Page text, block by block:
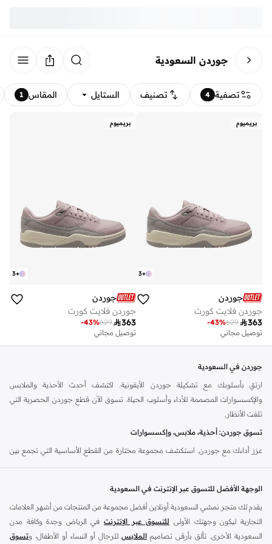
جوردن السعودية
تصفية 4 تصنيف الستايل المقاس 1
بريميوم
+
3
جوردن
جوردن فلايت كورت
363
629
-43%
توصيل مجاني
بريميوم
+
3
جوردن
جوردن فلايت كورت
363
629
-43%
توصيل مجاني
جوردن في السعودية
ارتقِ بأسلوبك مع تشكيلة جوردن الأيقونية. اكتشف أحدث الأحذية والملابس
والإكسسوارات المصممة للأداء وأسلوب الحياة. تسوق الآن قطع جوردن الحصرية التي
تلفت الأنظار.
تسوق جوردن: أحذية، ملابس، وإكسسوارات
عزز أداءك مع جوردن. استكشف مجموعة مختارة من القطع الأساسية التي تجمع بين
استمتع بإرث أحذية جوردن الرياضية. كل زوج يوفر راحة فائقة وتصميمًا أيقونيًا وارتباطًا
بتاريخ كرة السلة. اعثر على أحدث الإصدارات والأنماط الكلاسيكية.
الوجهة الأفضل للتسوق عبر الإنترنت في السعودية
يقدم لك متجر نمشي السعودية أونلاين أفضل مجموعة من المنتجات من أشهر العلامات
التجارية ليكون وجهتك الأولى للتسوق عبر الإنترنت في الرياض وجدة وكافة مدن
السعودية الأخرى. تألق بأرقى تصاميم الملابس للرجال أو النساء أو الأطفال، وتسوق